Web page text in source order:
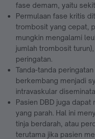
fase demam, yaitu
Permulaan fase kritis
trombosit yang cepat,
mungkin mengalami
jumlah trombosit
peringatan.
Tanda-tanda
berkembang menjadi
intravaskular
Pasien DBD juga
yang parah. Hal ini
tinja berdarah, atau
terutama jika pasien